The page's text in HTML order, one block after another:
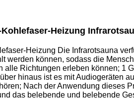
Heizung
Heizung Die Infrarotsauna
werden können, sodass die
alle Richtungen erleben können; 1
hinaus ist es mit Audiogeräten
Nach der Anwendung dieses
das belebende und belebende